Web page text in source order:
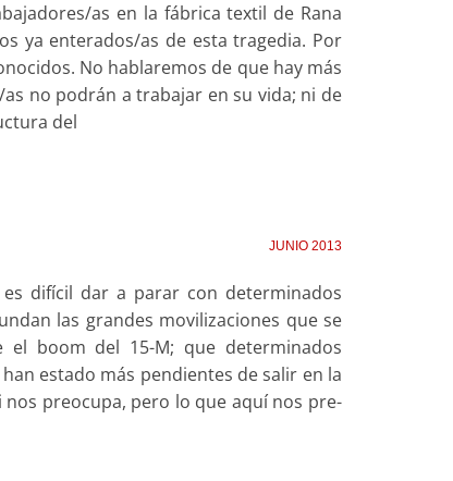
as en la fábrica textil de Rana
ya enterados/as de esta tragedia. Por
No hablaremos de que hay más
no podrán a trabajar en su vida; ni de
del
JUNIO 2013
difícil dar a parar con determinados
las grandes movilizaciones que se
el boom del 15-M; que determinados
estado más pendientes de salir en la
preocupa, pero lo que aquí nos pre-